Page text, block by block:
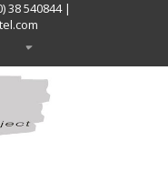
38 540844 |